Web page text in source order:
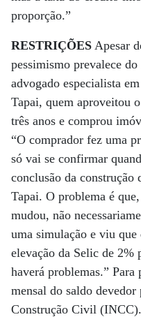
proporção.”
RESTRIÇÕES Apesar
pessimismo prevalece
advogado especialista
Tapai, quem aproveitou
três anos e comprou
“O comprador fez uma
só vai se confirmar
conclusão da
Tapai. O problema é
mudou, não
uma simulação e viu que
elevação da Selic de 2%
haverá problemas.”
mensal do saldo
Construção Civil